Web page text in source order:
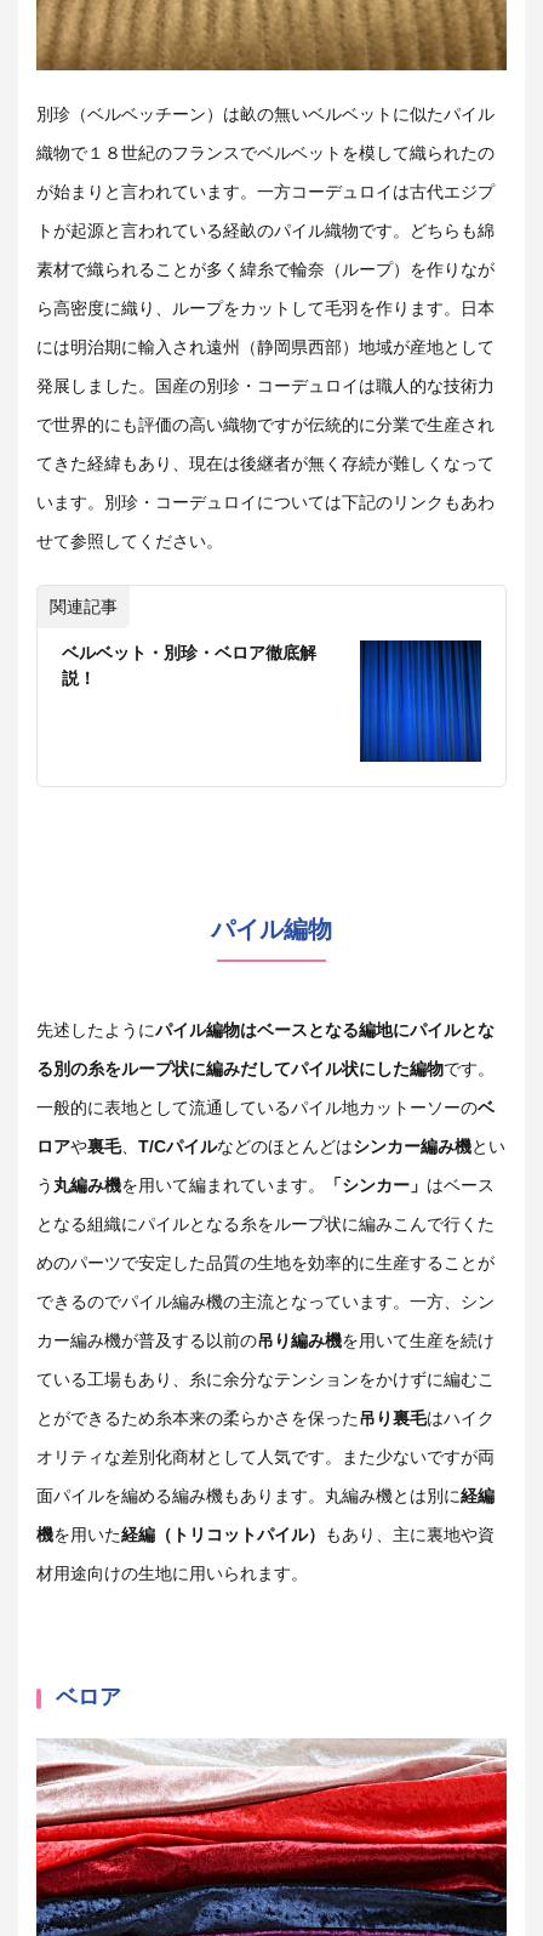
別珍（ベルベッチーン）は畝の無いベルベットに似たパイル
織物で１８世紀のフランスでベルベットを模して織られたの
が始まりと言われています。一方コーデュロイは古代エジプ
トが起源と言われている経畝のパイル織物です。どちらも綿
素材で織られることが多く緯糸で輪奈（ループ）を作りなが
ら高密度に織り、ループをカットして毛羽を作ります。日本
には明治期に輸入され遠州（静岡県西部）地域が産地として
発展しました。国産の別珍・コーデュロイは職人的な技術力
で世界的にも評価の高い織物ですが伝統的に分業で生産され
てきた経緯もあり、現在は後継者が無く存続が難しくなって
います。別珍・コーデュロイについては下記のリンクもあわ
せて参照してください。
関連記事
ベルベット・別珍・ベロア徹底解
説！
パイル編物
先述したようにパイル編物はベースとなる編地にパイルとな
る別の糸をループ状に編みだしてパイル状にした編物です。
一般的に表地として流通しているパイル地カットーソーのベ
ロアや裏毛、 T/Cパイルなどのほとんどはシンカー編み機とい
う 丸編み機を用いて編まれています。 「シンカー」 はベース
となる組織にパイルとなる糸をループ状に編みこんで行くた
めのパーツで安定した品質の生地を効率的に生産することが
できるのでパイル編み機の主流となっています。一方、シン
カー編み機が普及する以前の吊り編み機を用いて生産を続け
ている工場もあり、糸に余分なテンションをかけずに編むこ
とができるため糸本来の柔らかさを保った吊り裏毛はハイク
オリティな差別化商材として人気です。また少ないですが両
面パイルを編める編み機もあります。丸編み機とは別に経編
機を用いた経編（トリコットパイル）
もあり、主に裏地や資
材用途向けの生地に用いられます。
ベロア